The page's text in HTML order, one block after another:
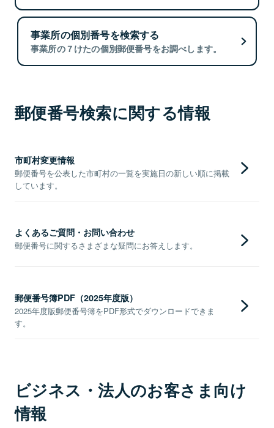
事業所の個別番号を検索する
事業所の７けたの個別郵便番号をお調べします。
郵便番号検索に関する情報
市町村変更情報
郵便番号を公表した市町村の一覧を実施日の新しい順に掲載
しています。
よくあるご質問・お問い合わせ
郵便番号に関するさまざまな疑問にお答えします。
郵便番号簿PDF（2025年度版）
2025年度版郵便番号簿をPDF形式でダウンロードできま
す。
ビジネス・法人のお客さま向け
情報